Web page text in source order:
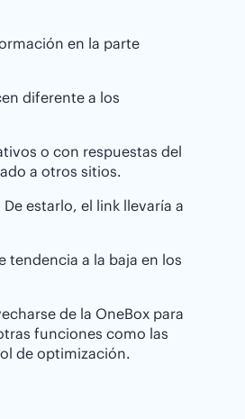
en la parte
diferente a los
o con respuestas del
a otros sitios.
estarlo, el link llevaría a
tendencia a la baja en los
de la OneBox para
funciones como las
de optimización.